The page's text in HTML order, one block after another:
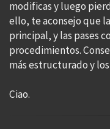
modificas y luego
ello, te aconsejo que
principal, y las pases
procedimientos.
más estructurado y
Ciao.